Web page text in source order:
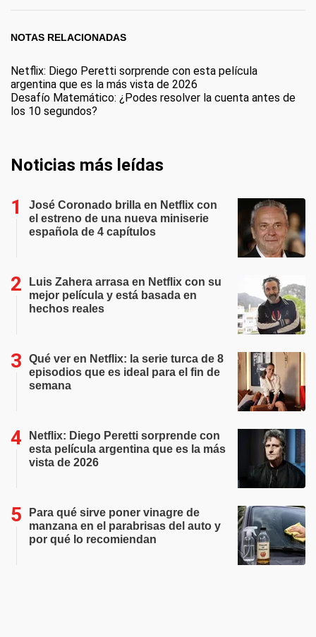
NOTAS RELACIONADAS
Netflix: Diego Peretti sorprende con esta película
argentina que es la más vista de 2026
Desafío Matemático: ¿Podes resolver la cuenta antes de
los 10 segundos?
Noticias más leídas
José Coronado brilla en Netflix con
el estreno de una nueva miniserie
española de 4 capítulos
Luis Zahera arrasa en Netflix con su
mejor película y está basada en
hechos reales
Qué ver en Netflix: la serie turca de 8
episodios que es ideal para el fin de
semana
Netflix: Diego Peretti sorprende con
esta película argentina que es la más
vista de 2026
Para qué sirve poner vinagre de
manzana en el parabrisas del auto y
por qué lo recomiendan